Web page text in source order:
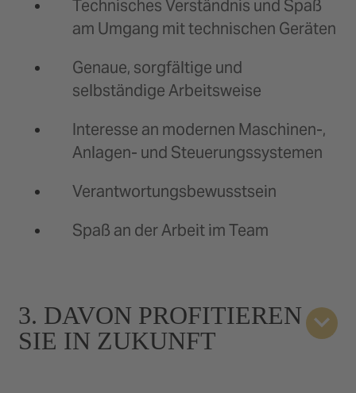
Technisches Verständnis und Spaß
am Umgang mit technischen Geräten
Genaue, sorgfältige und
selbständige Arbeitsweise
Interesse an modernen Maschinen-,
Anlagen- und Steuerungssystemen
Verantwortungsbewusstsein
Spaß an der Arbeit im Team
3. DAVON PROFITIEREN
SIE IN ZUKUNFT